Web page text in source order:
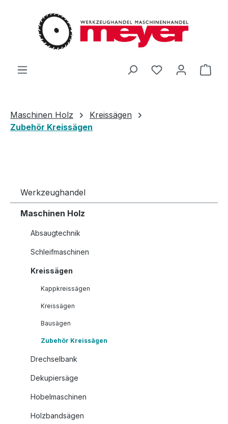
Zum Hauptinhalt springen
Du hast 0
Maschinen Holz
Kreissägen
Zubehör Kreissägen
Werkzeughandel
Maschinen Holz
Absaugtechnik
Schleifmaschinen
Kreissägen
Kappkreissägen
Kreissägen
Bausägen
Zubehör Kreissägen
Drechselbank
Dekupiersäge
Hobelmaschinen
Holzbandsägen